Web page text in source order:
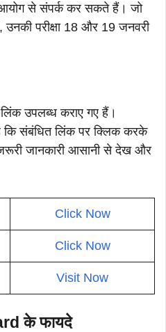
आयोग से संपर्क कर सकते हैं। जो
उनकी परीक्षा 18 और 19 जनवरी
लिंक उपलब्ध कराए गए हैं।
है कि संबंधित लिंक पर क्लिक करके
जानकारी आसानी से देख और
Click Now
Click Now
Visit Now
के फायदे